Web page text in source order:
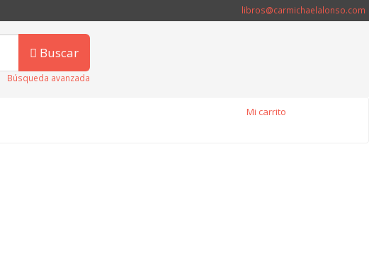
libros@carmichaelalonso.com
Buscar
Búsqueda avanzada
Mi carrito